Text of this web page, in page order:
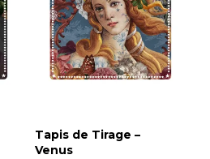
Tapis de Tirage –
Venus